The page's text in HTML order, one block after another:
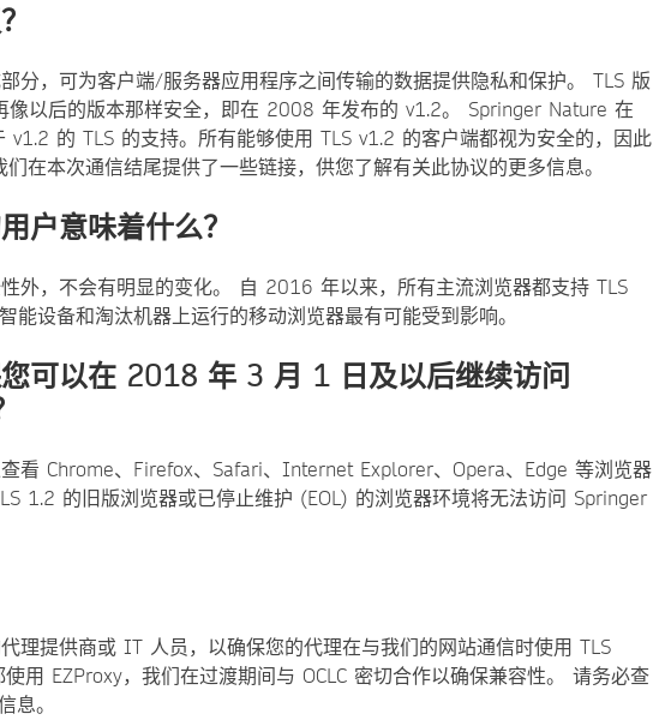
分，可为客户端/服务器应用程序之间传输的数据提供隐私和保护。 TLS 版
以后的版本那样安全，即在 2008 年发布的 v1.2。 Springer Nature 在
的 TLS 的支持。所有能够使用 TLS v1.2 的客户端都视为安全的，因此
在本次通信结尾提供了一些链接，供您了解有关此协议的更多信息。
户意味着什么？
外，不会有明显的变化。 自 2016 年以来，所有主流浏览器都支持 TLS
能设备和淘汰机器上运行的移动浏览器最有可能受到影响。
可以在 2018 年 3 月 1 日及以后继续访问
看 Chrome、Firefox、Safari、Internet Explorer、Opera、Edge 等浏览器
1.2 的旧版浏览器或已停止维护 (EOL) 的浏览器环境将无法访问 Springer
理提供商或 IT 人员，以确保您的代理在与我们的网站通信时使用 TLS
用 EZProxy，我们在过渡期间与 OCLC 密切合作以确保兼容性。 请务必查
息。